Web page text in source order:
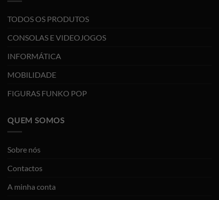
TODOS OS PRODUTOS
CONSOLAS E VIDEOJOGOS
INFORMÁTICA
MOBILIDADE
FIGURAS FUNKO POP
QUEM SOMOS
Sobre nós
Contactos
A minha conta